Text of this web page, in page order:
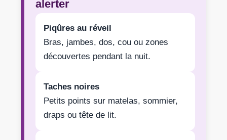
alerter
Piqûres au réveil
Bras, jambes, dos, cou ou zones
découvertes pendant la nuit.
Taches noires
Petits points sur matelas, sommier,
draps ou tête de lit.